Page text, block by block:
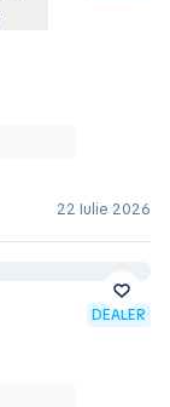
22 Iulie 2026
DEALER